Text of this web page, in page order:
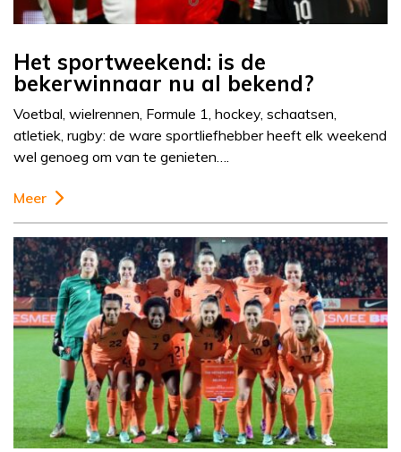
Het sportweekend: is de
bekerwinnaar nu al bekend?
Voetbal, wielrennen, Formule 1, hockey, schaatsen,
atletiek, rugby: de ware sportliefhebber heeft elk weekend
wel genoeg om van te genieten….
Meer